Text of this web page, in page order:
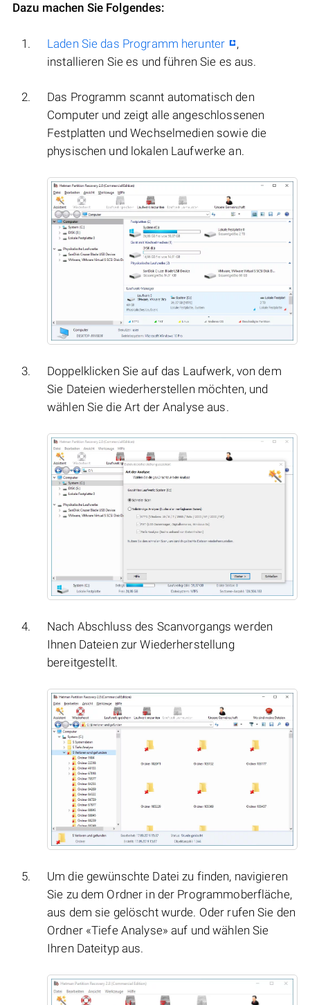
Dazu machen Sie Folgendes:
Laden Sie das Programm herunter
,
installieren Sie es und führen Sie es aus.
Das Programm scannt automatisch den
Computer und zeigt alle angeschlossenen
Festplatten und Wechselmedien sowie die
physischen und lokalen Laufwerke an.
Doppelklicken Sie auf das Laufwerk, von dem
Sie Dateien wiederherstellen möchten, und
wählen Sie die Art der Analyse aus.
Nach Abschluss des Scanvorgangs werden
Ihnen Dateien zur Wiederherstellung
bereitgestellt.
Um die gewünschte Datei zu finden, navigieren
Sie zu dem Ordner in der Programmoberfläche,
aus dem sie gelöscht wurde. Oder rufen Sie den
Ordner «Tiefe Analyse» auf und wählen Sie
Ihren Dateityp aus.